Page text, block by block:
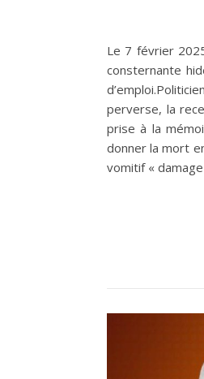
Le 7 février
consternante
perverse, la
prise à la
donner la mort
vomitif «